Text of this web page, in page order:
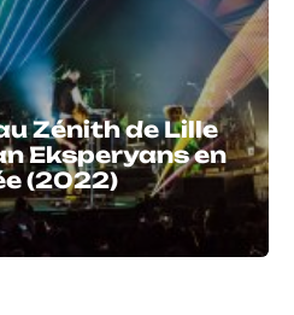
Zénith de Lille
Eksperyans en
(2022)